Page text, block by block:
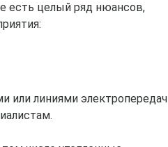
есть целый ряд нюансов,
или линиями электропередач